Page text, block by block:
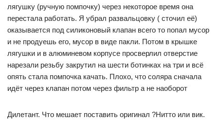
лягушку (ручную помпочку) через некоторое время она
перестала работать. Я убрал развальцовку ( сточил её)
оказывается под силиконовый клапан всего то попал мусор
и не продуешь его, мусор в виде пакли. Потом в крышке
лягушки и в алюминевом корпусе просверлил отверстие
нарезали резьбу закрутил на шести ботинках на три и всё
опять стала помпочка качать. Плохо, что соляра сначала
идёт через клапан потом через фильтр а не наоборот
Дилетант. Что мешает поставить оригинал ?Нитто или вик.